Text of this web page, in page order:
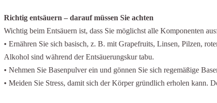
Richtig entsäuern – darauf müssen Sie achten
Wichtig beim Entsäuern ist, dass Sie möglichst alle Komponenten
• Ernähren Sie sich basisch, z. B. mit Grapefruits, Linsen, Pilzen,
Alkohol sind während der Entsäuerungskur tabu.
• Nehmen Sie Basenpulver ein und gönnen Sie sich regemäßige
• Meiden Sie Stress, damit sich der Körper gründlich erholen kann.